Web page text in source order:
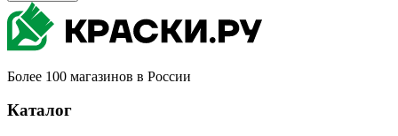
Более 100 магазинов в России
Каталог